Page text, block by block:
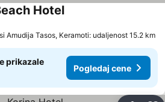
HotelPogledaj cene
Amudija Tasos, Keramoti: udaljenost 15.2 km
prikazale
Pogledaj cene